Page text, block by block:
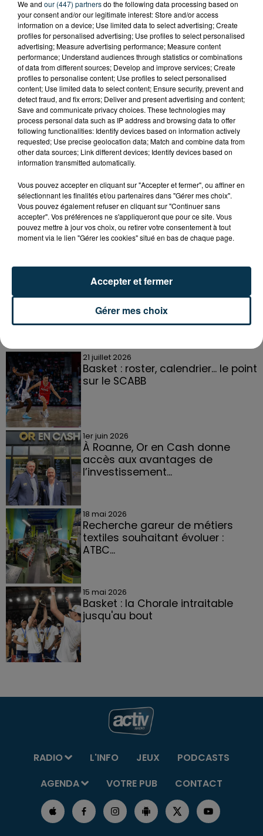
DANS LA LOIRE Voir plus
21 juillet 2026
Basket : roster, calendrier... le point
sur le SCABB
1er juin 2026
À Roanne, Or en Cash donne
accès aux avantages de
l’investissement...
18 mai 2026
Recherche gareur de métiers
textiles souhaitant évoluer :
ATBC...
15 mai 2026
Basket : la Chorale intraitable
jusqu'au bout
RADIO L'INFO JEUX
PODCASTS
AGENDA
VOTRE PUB CONTACT
We and our (447) partnersdo the following data processing based on
your consent and/or our legitimate interest: Store and/or access
information on a device; Use limited data to select advertising; Create
profiles for personalised advertising; Use profiles to select personalised
advertising; Measure advertising performance; Measure content
performance; Understand audiences through statistics or combinations
of data from different sources; Develop and improve services; Create
profiles to personalise content; Use profiles to select personalised
content; Use limited data to select content; Ensure security, prevent and
detect fraud, and fix errors; Deliver and present advertising and content;
Save and communicate privacy choices. These technologies may
process personal data such as IP address and browsing data to offer
following functionalities: Identify devices based on information actively
requested; Use precise geolocation data; Match and combine data from
other data sources; Link different devices; Identify devices based on
information transmitted automatically.
Vous pouvez accepter en cliquant sur "Accepter et fermer", ou affiner en
sélectionnant les finalités et/ou partenaires dans "Gérer mes choix".
Vous pouvez également refuser en cliquant sur "Continuer sans
accepter". Vos préférences ne s'appliqueront que pour ce site. Vous
pouvez mettre à jour vos choix, ou retirer votre consentement à tout
moment via le lien "Gérer les cookies" situé en bas de chaque page.
Gérer mes choix
Accepter et fermer